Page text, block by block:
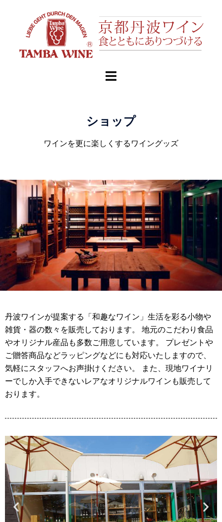
ショップ
ワインを更に楽しくするワイングッズ
丹波ワインが提案する「和趣なワイン」生活を彩る小物や
雑貨・器の数々を販売しております。 地元のこだわり食品
やオリジナル産品も多数ご用意しています。 プレゼントや
ご贈答商品などラッピングなどにも対応いたしますので、
気軽にスタッフへお声掛けください。 また、現地ワイナリ
ーでしか入手できないレアなオリジナルワインも販売して
おります。